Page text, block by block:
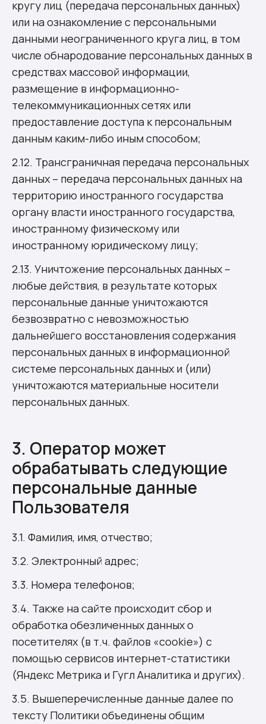
кругу лиц (передача персональных данных)
или на ознакомление с персональными
данными неограниченного круга лиц, в том
числе обнародование персональных данных в
средствах массовой информации,
размещение в информационно-
телекоммуникационных сетях или
предоставление доступа к персональным
данным каким-либо иным способом;
2.12. Трансграничная передача персональных
данных – передача персональных данных на
территорию иностранного государства
органу власти иностранного государства,
иностранному физическому или
иностранному юридическому лицу;
2.13. Уничтожение персональных данных –
любые действия, в результате которых
персональные данные уничтожаются
безвозвратно с невозможностью
дальнейшего восстановления содержания
персональных данных в информационной
системе персональных данных и (или)
уничтожаются материальные носители
персональных данных.
3. Оператор может
обрабатывать следующие
персональные данные
Пользователя
3.1. Фамилия, имя, отчество;
3.2. Электронный адрес;
3.3. Номера телефонов;
3.4. Также на сайте происходит сбор и
обработка обезличенных данных о
посетителях (в т.ч. файлов «cookie») с
помощью сервисов интернет-статистики
(Яндекс Метрика и Гугл Аналитика и других).
3.5. Вышеперечисленные данные далее по
тексту Политики объединены общим